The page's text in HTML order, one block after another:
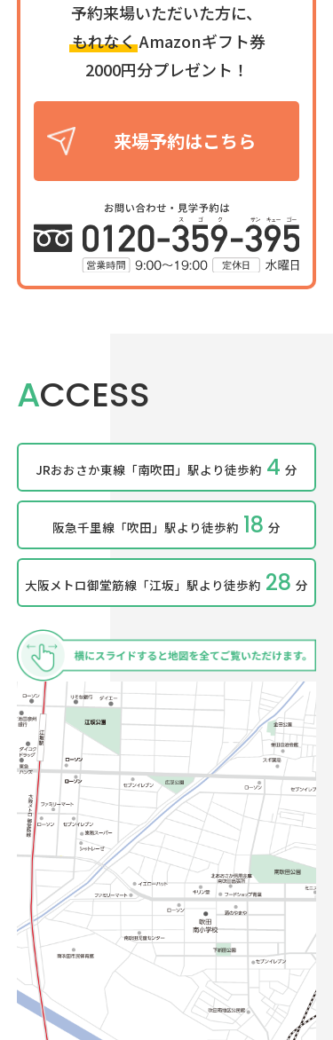
予約来場いただいた方に、
もれなくAmazonギフト券
2000円分プレゼント！
来場予約はこちら
ACCESS
JRおおさか東線「南吹田」駅より徒歩約 4 分
阪急千里線「吹田」駅より徒歩約 18 分
大阪メトロ御堂筋線「江坂」駅より徒歩約 28 分